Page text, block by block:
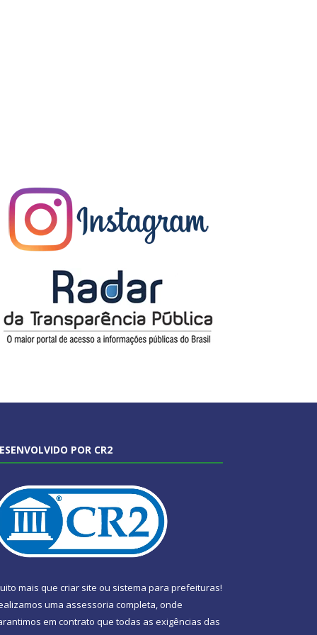
POR CR2
mais que criar site ou sistema para prefeituras!
uma assessoria completa, onde
em contrato que todas as exigências das